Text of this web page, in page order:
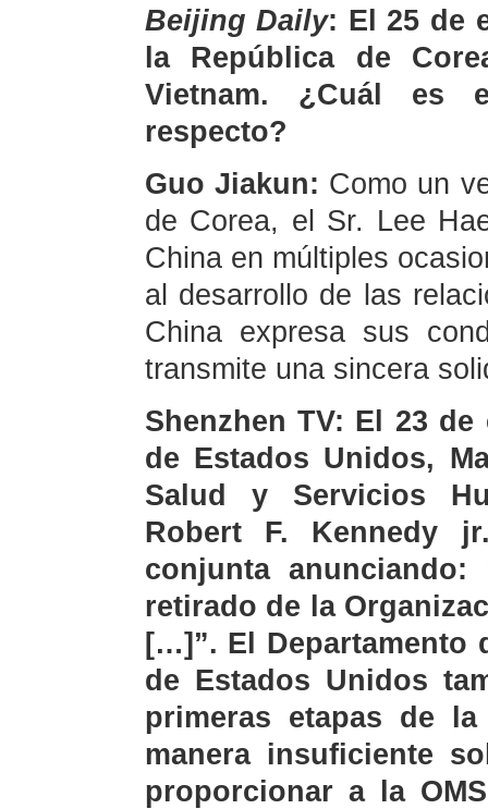
Beijing Daily: El 25 de
la República de
Vietnam. ¿Cuál es
respecto?
Guo Jiakun: Como un
de Corea, el Sr. Lee
China en múltiples
al desarrollo de las
China expresa sus
transmite una sincera
Shenzhen TV: El 23
de Estados Unidos,
Salud y Servicios
Robert F. Kennedy
conjunta
retirado de la
[…]”. El Departamento
de Estados Unidos
primeras etapas de
manera insuficiente
proporcionar a la